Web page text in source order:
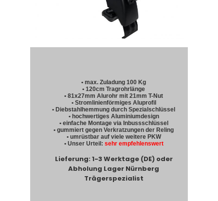
• max. Zuladung 100 Kg
• 120cm Tragrohrlänge
• 81x27mm Alurohr mit 21mm T-Nut
• Stromlinienförmiges Aluprofil
• Diebstahlhemmung durch Spezialschlüssel
• hochwertiges Aluminiumdesign
• einfache Montage via Inbussschlüssel
• gummiert gegen Verkratzungen der Reling
• umrüstbar auf viele weitere PKW
• Unser Urteil: sehr empfehlenswert
Lieferung: 1-3 Werktage (DE) oder
Abholung Lager Nürnberg
Trägerspezialist